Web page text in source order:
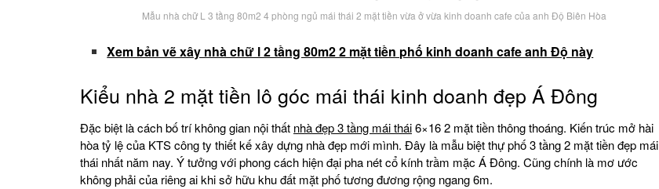
Mẫu nhà chữ L 3 tầng 80m2 4 phòng ngủ mái thái 2 mặt tiền vừa ở vừa kinh doanh cafe của anh Độ Biên Hòa
Xem bản vẽ xây nhà chữ l 2 tầng 80m2 2 mặt tiền phố kinh doanh cafe anh Độ này
Kiểu nhà 2 mặt tiền lô góc mái thái kinh doanh đẹp Á Đông
Đặc biệt là cách bố trí không gian nội thất nhà đẹp 3 tầng mái thái6×16 2 mặt tiền thông thoáng. Kiến trúc mở hài
hòa tỷ lệ của KTS công ty thiết kế xây dựng nhà đẹp mới mình. Đây là mẫu biệt thự phố 3 tầng 2 mặt tiền đẹp mái
thái nhất năm nay. Ý tưởng với phong cách hiện đại pha nét cổ kính trầm mặc Á Đông. Cũng chính là mơ ước
không phải của riêng ai khi sở hữu khu đất mặt phố tương đương rộng ngang 6m.